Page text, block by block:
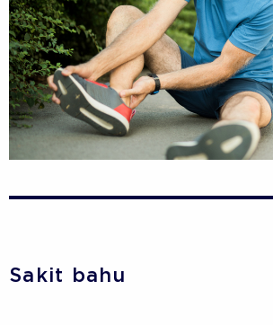
Sakit bahu